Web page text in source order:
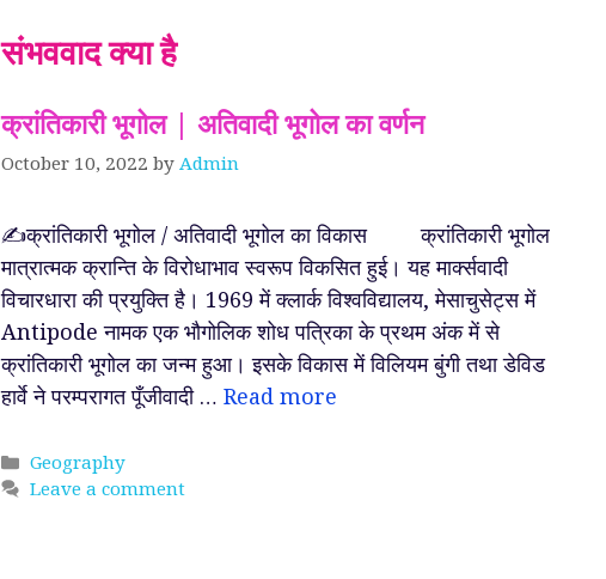
संभववाद क्या है
क्रांतिकारी भूगोल | अतिवादी भूगोल का वर्णन
October 10, 2022 by Admin
✍️क्रांतिकारी भूगोल / अतिवादी भूगोल का विकास क्रांतिकारी भूगोल
मात्रात्मक क्रान्ति के विरोधाभाव स्वरूप विकसित हुई। यह मार्क्सवादी
विचारधारा की प्रयुक्ति है। 1969 में क्लार्क विश्वविद्यालय, मेसाचुसेट्स में
Antipode नामक एक भौगोलिक शोध पत्रिका के प्रथम अंक में से
क्रांतिकारी भूगोल का जन्म हुआ। इसके विकास में विलियम बुंगी तथा डेविड
हार्वे ने परम्परागत पूँजीवादी … Read more
Categories
Geography
Leave a comment